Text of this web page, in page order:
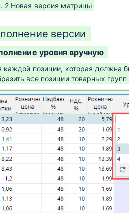
основании документа Диадок
2 Новая версия матрицы
версии
уровня вручную
каждой позиции, которая должна
все позиции товарных